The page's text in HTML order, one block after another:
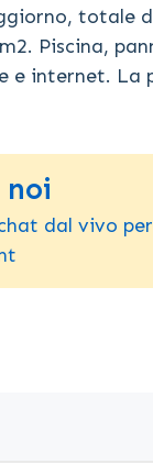
totale
Piscina,
e internet. La
noi
dal vivo